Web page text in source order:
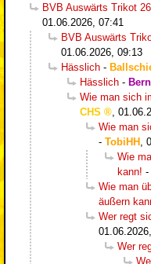
BVB Auswärts Trikot
01.06.2026, 07:41
BVB Auswärts
01.06.2026, 09:13
Hässlich -
Hässlich -
Wie man sich
CHS
,
Wie man
- TobiHH ,
Wie
kann! -
Wie man
äußern
Wer regt
Wer